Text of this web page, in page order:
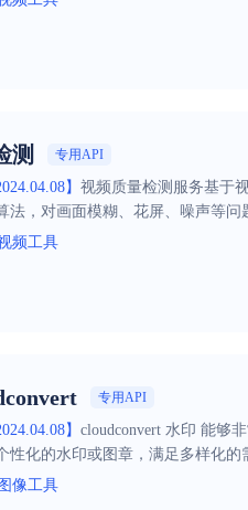
测 专用API
】 视频质量检测服务基于
法，对画面模糊、花屏、噪声等
频工具
专用API
】 cloudconvert 水印 能够
性化的水印或图章，满足多样化的
图像工具